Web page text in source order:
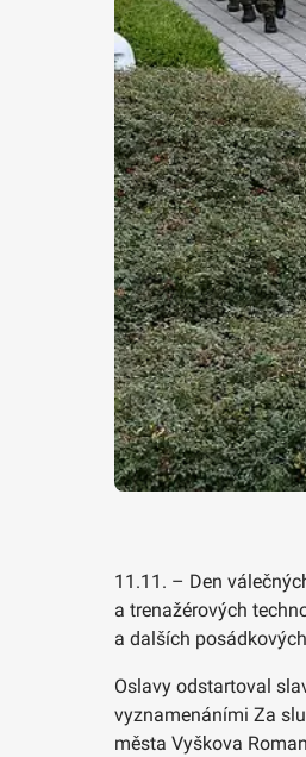
11.11. – Den
a trenažérových
a dalších
Oslavy odstartoval
vyznamenáními Za
města Vyškova